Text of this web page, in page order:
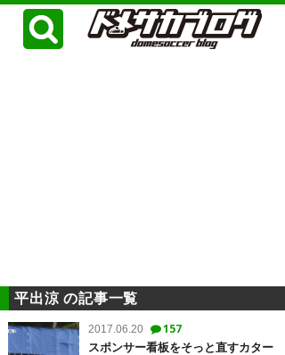
平出涼 の記事一覧
2017.06.20 157
スポンサー看板をそっと直すカター